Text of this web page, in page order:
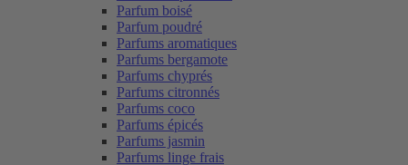
Parfum boisé
Parfum poudré
Parfums aromatiques
Parfums bergamote
Parfums chyprés
Parfums citronnés
Parfums coco
Parfums épicés
Parfums jasmin
Parfums linge frais